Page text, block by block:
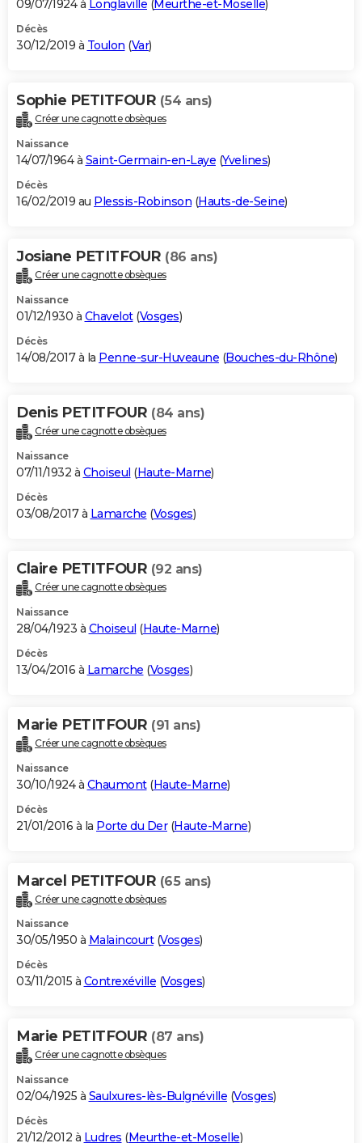
09/07/1924 à Longlaville (Meurthe-et-Moselle)
Décès
30/12/2019 à Toulon (Var)
Sophie PETITFOUR (54 ans)
Créer une cagnotte obsèques
Naissance
14/07/1964 à Saint-Germain-en-Laye (Yvelines)
Décès
16/02/2019 au Plessis-Robinson (Hauts-de-Seine)
Josiane PETITFOUR (86 ans)
Créer une cagnotte obsèques
Naissance
01/12/1930 à Chavelot(Vosges)
Décès
14/08/2017 à la Penne-sur-Huveaune (Bouches-du-Rhône)
Denis PETITFOUR (84 ans)
Créer une cagnotte obsèques
Naissance
07/11/1932 à Choiseul (Haute-Marne)
Décès
03/08/2017 à Lamarche (Vosges)
Claire PETITFOUR (92 ans)
Créer une cagnotte obsèques
Naissance
28/04/1923 à Choiseul (Haute-Marne)
Décès
13/04/2016 à Lamarche (Vosges)
Marie PETITFOUR (91 ans)
Créer une cagnotte obsèques
Naissance
30/10/1924 à Chaumont(Haute-Marne)
Décès
21/01/2016 à la Porte du Der(Haute-Marne)
Marcel PETITFOUR (65 ans)
Créer une cagnotte obsèques
Naissance
30/05/1950 à Malaincourt(Vosges)
Décès
03/11/2015 à Contrexéville (Vosges)
Marie PETITFOUR (87 ans)
Créer une cagnotte obsèques
Naissance
02/04/1925 à Saulxures-lès-Bulgnéville (Vosges)
Décès
21/12/2012 à Ludres (Meurthe-et-Moselle)